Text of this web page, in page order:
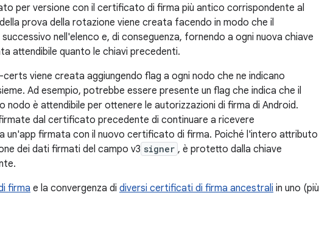
per versione con il certificato di firma più antico corrispondente al
prova della rotazione viene creata facendo in modo che il
nell'elenco e, di conseguenza, fornendo a ogni nuova chiave
attendibile quanto le chiavi precedenti.
viene creata aggiungendo flag a ogni nodo che ne indicano
Ad esempio, potrebbe essere presente un flag che indica che il
è attendibile per ottenere le autorizzazioni di firma di Android.
dal certificato precedente di continuare a ricevere
un'app firmata con il nuovo certificato di firma. Poiché l'intero attributo
dei dati firmati del campo v3 signer , è protetto dalla chiave
firma e la convergenza di diversi certificati di firma ancestrali in uno (più